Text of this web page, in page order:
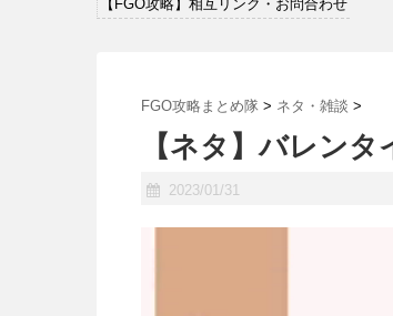
【FGO攻略】相互リンク・お問合わせ
FGO攻略まとめ隊 > ネタ・雑談 >
【ネタ】バレン
2023/01/31